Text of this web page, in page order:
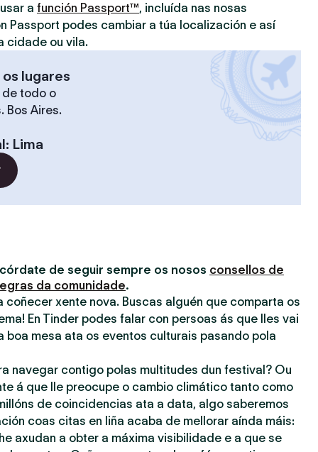
a función Passport™, incluída nas nosas
Passport podes cambiar a túa localización e así
cidade ou vila.
lugares
todo o
Bos Aires.
: Lima
de seguir sempre os nosos consellos de
da comunidade.
coñecer xente nova. Buscas alguén que comparta os
En Tinder podes falar con persoas ás que lles vai
boa mesa ata os eventos culturais pasando pola
navegar contigo polas multitudes dun festival? Ou
á que lle preocupe o cambio climático tanto como
de coincidencias ata a data, algo saberemos
coas citas en liña acaba de mellorar aínda máis:
axudan a obter a máxima visibilidade e a que se